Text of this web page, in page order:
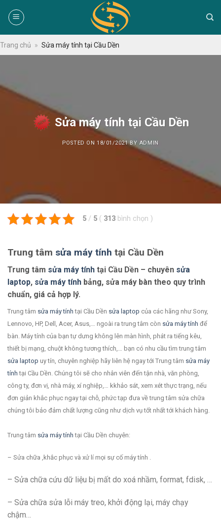
Trang chủ » Sửa máy tính tại Cầu Dền
Sửa máy tính tại Cầu Dền
POSTED ON 18/01/2021BY ADMIN
5 / 5 ( 313 bình chọn )
Trung tâm sửa máy tính tại Cầu Dền
Trung tâm sửa máy tính tại Cầu Dền – chuyên sửa
laptop, sửa máy tính bảng, sửa máy bàn theo quy trình
chuẩn, giá cả hợp lý.
Trung tâm sửa máy tính tại Cầu Dền sửa laptop của các hãng như Sony,
Lennovo, HP, Dell, Acer, Asus,… ngoài ra trung tâm còn sửa máy tính để
bàn. Máy tính của bạn tự dưng không lên màn hình, phát ra tiếng kêu,
thiết bị mạng, chuột không tương thích,… bạn có nhu cầu tìm trung tâm
sửa laptop uy tín, chuyên nghiệp hãy liên hệ ngay tới Trung tâm sửa máy
tính tại Cầu Dền. Chúng tôi sẽ cho nhân viên đến tận nhà, văn phòng,
công ty, đơn vị, nhà máy, xí nghiệp,… kkhảo sát, xem xét thực trạng, nếu
đơn giản khắc phục ngay tại chỗ, phức tạp đưa về trung tâm sửa chữa
chúng tôi bảo đảm chất lượng cũng như dịch vụ tốt nhất tới khách hàng.
Trung tâm sửa máy tính tại Cầu Dền chuyên:
– Sửa chữa ,khắc phục và xử lí mọi sự cố máy tính .
– Sửa chữa cứu dữ liệu bị mất do xoá nhầm, format, fdisk, …
– Sửa chữa sửa lỗi máy treo, khởi động lại, máy chạy
chậm…